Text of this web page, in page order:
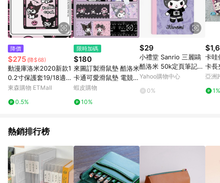
降價
$275 (降$68)
動漫庫洛米2020新款1
0.2寸保護套19/18適用
蘋果10.5三折式ipad ai
pro11氣囊mini456殼
東森購物 ETMall
0.5%
限時加碼
$180
來圖訂製滑鼠墊 酷洛米
卡通可愛滑鼠墊 電競遊
戲滑鼠垫 超大加厚滑鼠
室鍵盤墊桌墊 可愛女生
蝦皮購物
10%
$29
小禮堂 Sanrio 三麗鷗
酷洛米 50k定頁筆記本
(時尚款)
Yahoo購物中心
0%
卡哇
卡長
亞洲
1%
熱銷排行榜